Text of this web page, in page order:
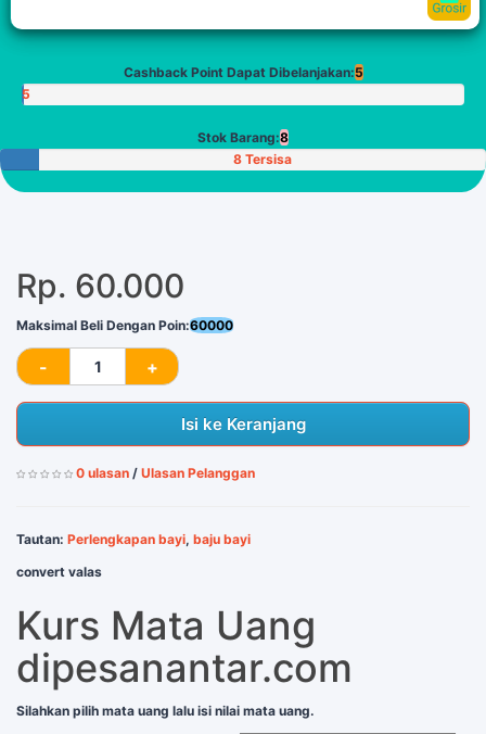
Cashback Point Dapat Dibelanjakan:5
5
Stok Barang:8
8 Tersisa
Rp. 60.000
Maksimal Beli Dengan Poin:60000
Isi ke Keranjang
0 ulasan / Ulasan Pelanggan
Tautan: Perlengkapan bayi, baju bayi
convert valas
Kurs Mata Uang
dipesanantar.com
Silahkan pilih mata uang lalu isi nilai mata uang.